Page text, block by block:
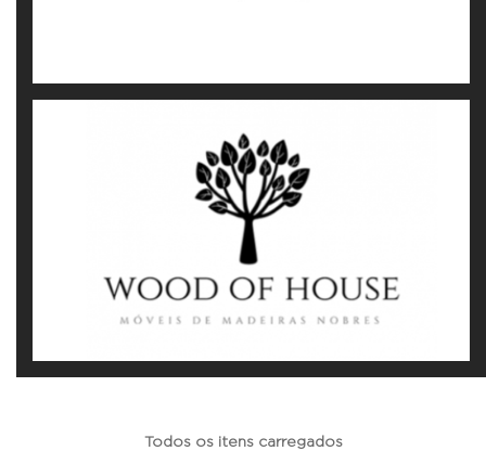
Todos os itens carregados